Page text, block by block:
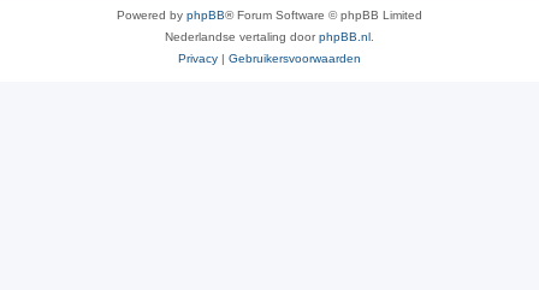
Powered by phpBB® Forum Software © phpBB Limited
Nederlandse vertaling doorphpBB.nl
Privacy | Gebruikersvoorwaarden